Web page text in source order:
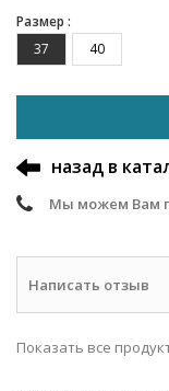
Размер :
37
40
назад в
Мы можем Вам
Написать отзыв
Показать все